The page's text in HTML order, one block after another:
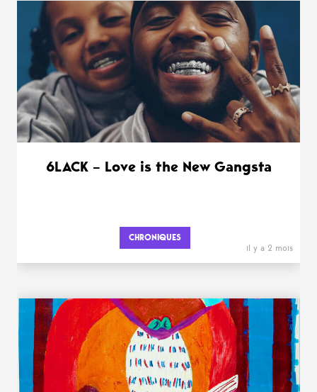
6LACK – Love is the New Gangsta
CHRONIQUES
il y a 2 mois